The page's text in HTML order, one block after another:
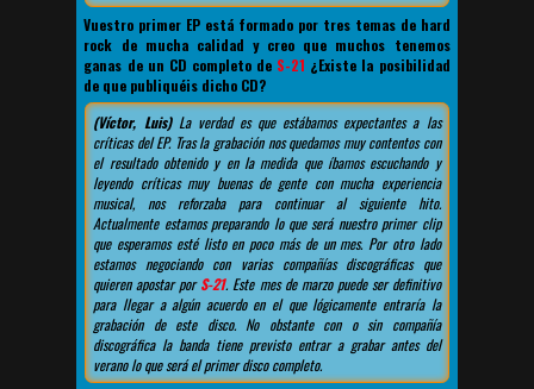
Vuestro primer EP está formado por tres temas de hard
rock de mucha calidad y creo que muchos tenemos
ganas de un CD completo de S-21 ¿Existe la posibilidad
de que publiquéis dicho CD?
(Víctor, Luis)La verdad es que estábamos expectantes a las
críticas del EP. Tras la grabación nos quedamos muy contentos con
el resultado obtenido y en la medida que íbamos escuchando y
leyendo críticas muy buenas de gente con mucha experiencia
musical, nos reforzaba para continuar al siguiente hito.
Actualmente estamos preparando lo que será nuestro primer clip
que esperamos esté listo en poco más de un mes. Por otro lado
estamos negociando con varias compañías discográficas que
quieren apostar porS-21. Este mes de marzo puede ser definitivo
para llegar a algún acuerdo en el que lógicamente entraría la
grabación de este disco. No obstante con o sin compañía
discográfica la banda tiene previsto entrar a grabar antes del
verano lo que será el primer disco completo.